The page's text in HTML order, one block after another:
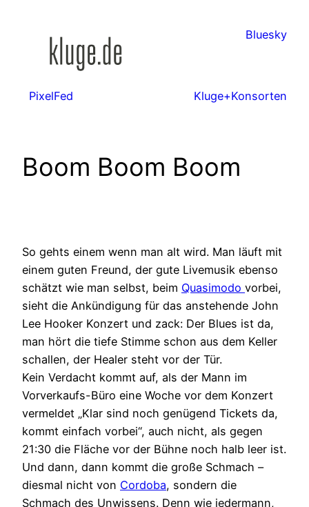
Bluesky
PixelFed Kluge+Konsorten
Boom Boom Boom
So gehts einem wenn man alt wird. Man läuft mit
einem guten Freund, der gute Livemusik ebenso
schätzt wie man selbst, beim Quasimodo vorbei,
sieht die Ankündigung für das anstehende John
Lee Hooker Konzert und zack: Der Blues ist da,
man hört die tiefe Stimme schon aus dem Keller
schallen, der Healer steht vor der Tür.
Kein Verdacht kommt auf, als der Mann im
Vorverkaufs-Büro eine Woche vor dem Konzert
vermeldet „Klar sind noch genügend Tickets da,
kommt einfach vorbei“, auch nicht, als gegen
21:30 die Fläche vor der Bühne noch halb leer ist.
Und dann, dann kommt die große Schmach –
diesmal nicht von Cordoba, sondern die
Schmach des Unwissens. Denn wie jedermann,